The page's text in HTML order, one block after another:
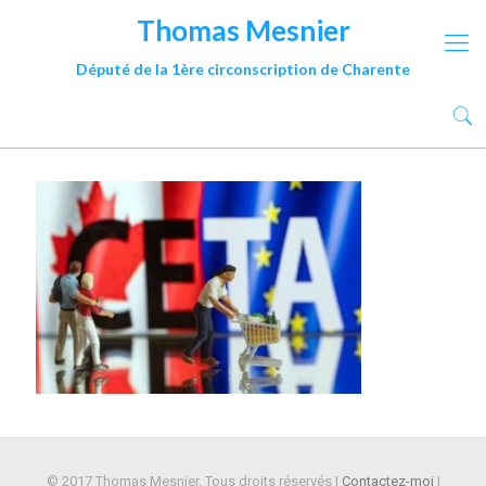
Thomas Mesnier
Député de la 1ère circonscription de Charente
© 2017 Thomas Mesnier. Tous droits réservés | Contactez-moi |